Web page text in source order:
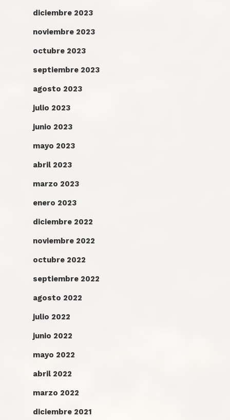
diciembre 2023
noviembre 2023
octubre 2023
septiembre 2023
agosto 2023
julio 2023
junio 2023
mayo 2023
abril 2023
marzo 2023
enero 2023
diciembre 2022
noviembre 2022
octubre 2022
septiembre 2022
agosto 2022
julio 2022
junio 2022
mayo 2022
abril 2022
marzo 2022
diciembre 2021